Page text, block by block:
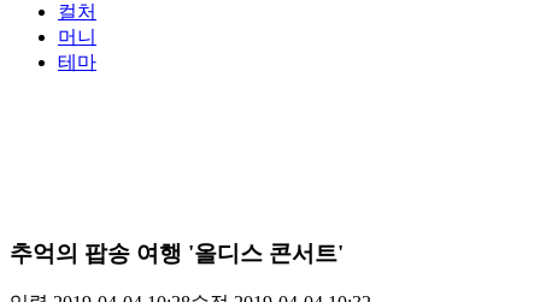
컬처
머니
테마
추억의 팝송 여행 '올디스 콘서트'